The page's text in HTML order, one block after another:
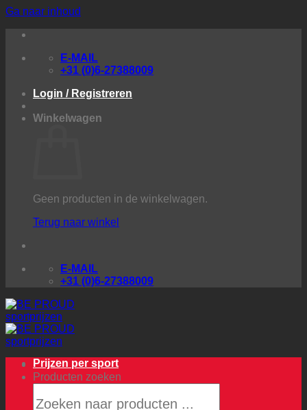
Ga naar inhoud
E-MAIL
+31 (0)6-27388009
Login / Registreren
Winkelwagen
Geen producten in de winkelwagen.
Terug naar winkel
E-MAIL
+31 (0)6-27388009
Producten zoeken
Prijzen per sport